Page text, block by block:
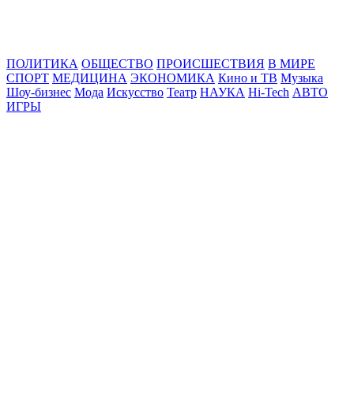
ПОЛИТИКА ОБЩЕСТВО ПРОИСШЕСТВИЯ В МИРЕ
СПОРТ МЕДИЦИНА ЭКОНОМИКА Кино и ТВ Музыка
Шоу-бизнес Мода Искусство Театр НАУКА Hi-Tech АВТО
ИГРЫ